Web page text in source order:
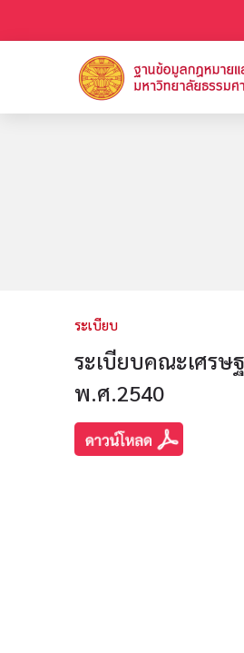
ระเบียบ
ระเบียบคณะเศร
พ.ศ.2540